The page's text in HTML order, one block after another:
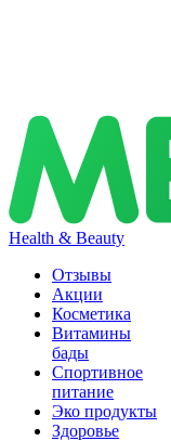
Health & Beauty
Отзывы
Акции
Косметика
Витамины
бады
Спортивное
питание
Эко продукты
Здоровье